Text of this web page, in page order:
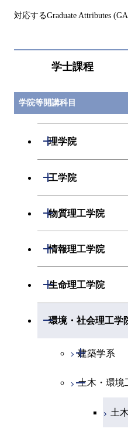
対応するGraduate Attributes
学士課程
学院等開講科目
理学院
開閉
物
化学系
開閉
エ
物
地
専門科目
工学院
開閉
機械系
開閉
エ
エ
ー
原
シ
コ
電気電子系
開閉
エ
エ
ラ
情
エ
ース
経営工学系
開閉
経
エ
専門科目
物質理工学院
開閉
材料系
開閉
エ
ー
原
応
ース
専門科目
情報理工学院
開閉
数理・計算
開閉
ー
知
生命理工学院
開閉
生命理工学
開閉
生
ラ
専門科目
環境・社会理工学
開閉
建築学系
開閉
建
エ
土木・環境
開閉
土